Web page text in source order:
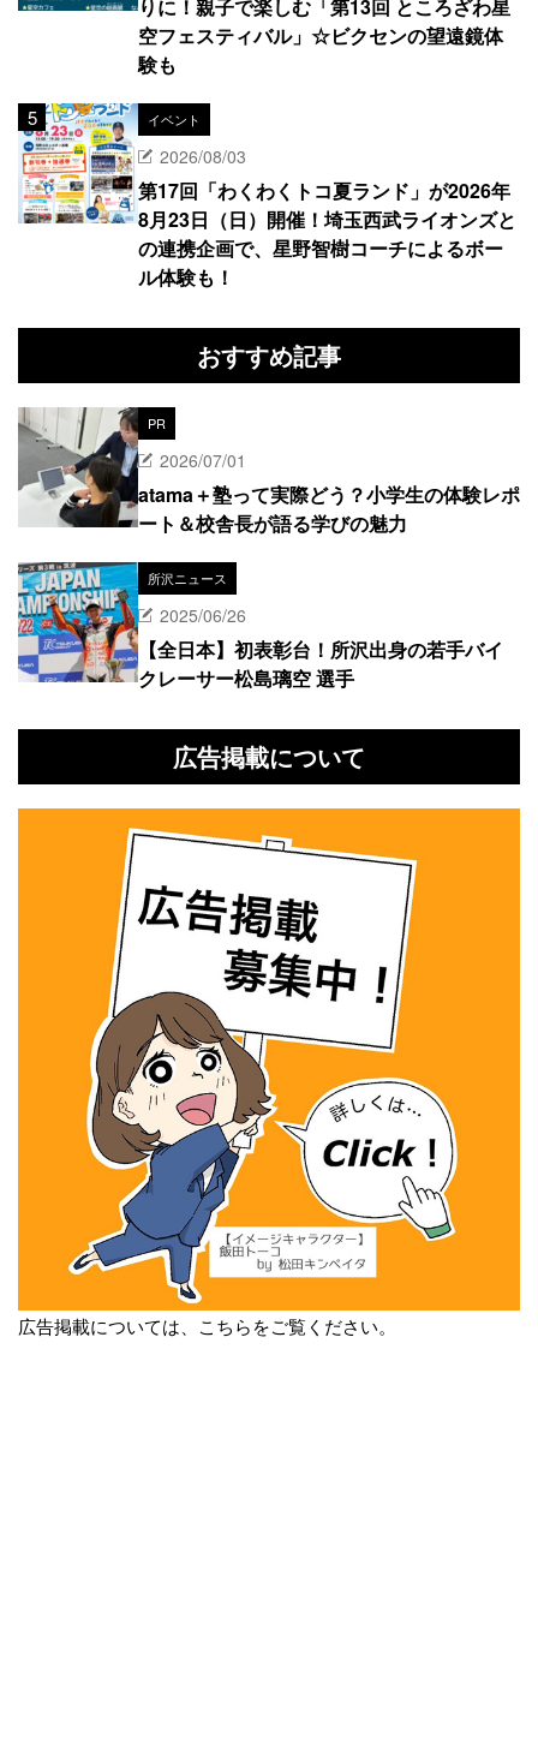
りに！親子で楽しむ「第13回 ところざわ星
空フェスティバル」☆ビクセンの望遠鏡体
験も
イベント
2026/08/03
第17回「わくわくトコ夏ランド」が2026年
8月23日（日）開催！埼玉西武ライオンズと
の連携企画で、星野智樹コーチによるボー
ル体験も！
おすすめ記事
PR
2026/07/01
atama＋塾って実際どう？小学生の体験レポ
ート＆校舎長が語る学びの魅力
所沢ニュース
2025/06/26
【全日本】初表彰台！所沢出身の若手バイ
クレーサー松島璃空 選手
広告掲載について
広告掲載については、こちらをご覧ください。